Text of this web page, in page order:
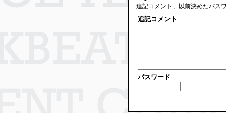
追記コメント、以前決めたパス
追記コメント
パスワード